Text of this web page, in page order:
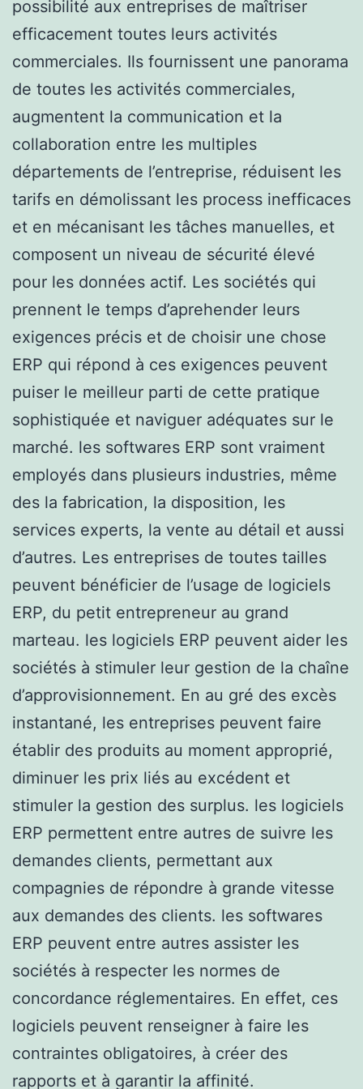
possibilité aux entreprises de maîtriser
efficacement toutes leurs activités
commerciales. Ils fournissent une panorama
de toutes les activités commerciales,
augmentent la communication et la
collaboration entre les multiples
départements de l’entreprise, réduisent les
tarifs en démolissant les process inefficaces
et en mécanisant les tâches manuelles, et
composent un niveau de sécurité élevé
pour les données actif. Les sociétés qui
prennent le temps d’aprehender leurs
exigences précis et de choisir une chose
ERP qui répond à ces exigences peuvent
puiser le meilleur parti de cette pratique
sophistiquée et naviguer adéquates sur le
marché. les softwares ERP sont vraiment
employés dans plusieurs industries, même
des la fabrication, la disposition, les
services experts, la vente au détail et aussi
d’autres. Les entreprises de toutes tailles
peuvent bénéficier de l’usage de logiciels
ERP, du petit entrepreneur au grand
marteau. les logiciels ERP peuvent aider les
sociétés à stimuler leur gestion de la chaîne
d’approvisionnement. En au gré des excès
instantané, les entreprises peuvent faire
établir des produits au moment approprié,
diminuer les prix liés au excédent et
stimuler la gestion des surplus. les logiciels
ERP permettent entre autres de suivre les
demandes clients, permettant aux
compagnies de répondre à grande vitesse
aux demandes des clients. les softwares
ERP peuvent entre autres assister les
sociétés à respecter les normes de
concordance réglementaires. En effet, ces
logiciels peuvent renseigner à faire les
contraintes obligatoires, à créer des
rapports et à garantir la affinité.